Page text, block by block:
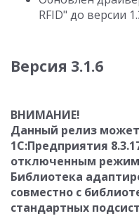
RFID" до версии
Версия 3.1.6
ВНИМАНИЕ!
Данный релиз может
1С:Предприятия
отключенным
Библиотека
совместно с
стандартных